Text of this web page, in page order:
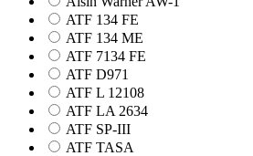
ATF 134 FE
ATF 134 ME
ATF 7134 FE
ATF D971
ATF L 12108
ATF LA 2634
ATF SP-III
ATF TASA